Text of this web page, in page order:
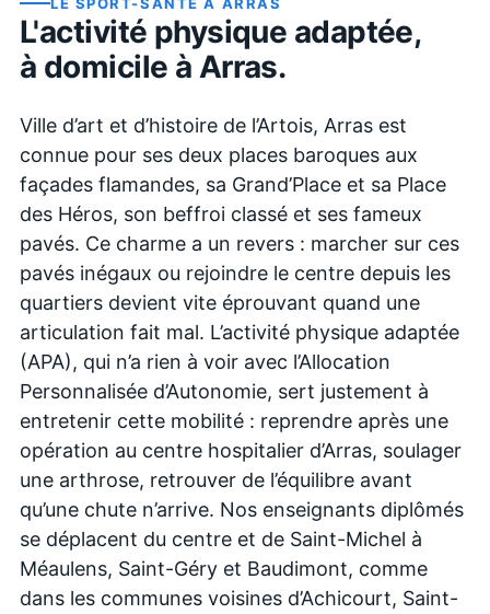
L'activité physique adaptée,
à domicile à Arras.
Ville d’art et d’histoire de l’Artois, Arras est
connue pour ses deux places baroques aux
façades flamandes, sa Grand’Place et sa Place
des Héros, son beffroi classé et ses fameux
pavés. Ce charme a un revers : marcher sur ces
pavés inégaux ou rejoindre le centre depuis les
quartiers devient vite éprouvant quand une
articulation fait mal. L’activité physique adaptée
(APA), qui n’a rien à voir avec l’Allocation
Personnalisée d’Autonomie, sert justement à
entretenir cette mobilité : reprendre après une
opération au centre hospitalier d’Arras, soulager
une arthrose, retrouver de l’équilibre avant
qu’une chute n’arrive. Nos enseignants diplômés
se déplacent du centre et de Saint-Michel à
Méaulens, Saint-Géry et Baudimont, comme
dans les communes voisines d’Achicourt, Saint-